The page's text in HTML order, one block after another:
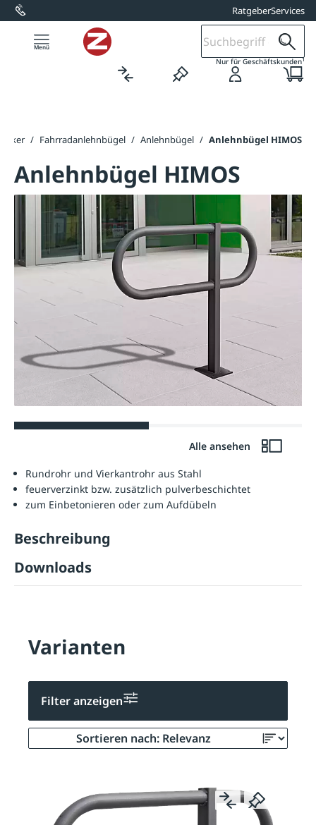
springen RatgeberServices
Nur für Geschäftskunden1
/ Fahrradanlehnbügel / Anlehnbügel / Anlehnbügel HIMOS
Anlehnbügel HIMOS
Alle ansehen
Rundrohr und Vierkantrohr aus Stahl
feuerverzinkt bzw. zusätzlich pulverbeschichtet
zum Einbetonieren oder zum Aufdübeln
Beschreibung
Downloads
Varianten
Filter anzeigen